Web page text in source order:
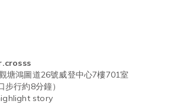
塘鴻圖道26號威登中心7樓701室
步行約8分鐘）
story